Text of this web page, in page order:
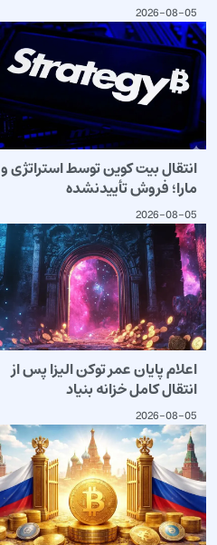
2026-08-05
انتقال بیت کوین توسط استراتژی و
مارا؛ فروش تأییدنشده
2026-08-05
اعلام پایان عمر توکن الیزا پس از
انتقال کامل خزانه بنیاد
2026-08-05